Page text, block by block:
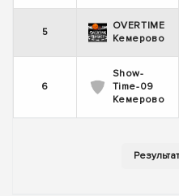
5
OVERTIME
Кемерово
6
Show-
Time-09
Кемерово